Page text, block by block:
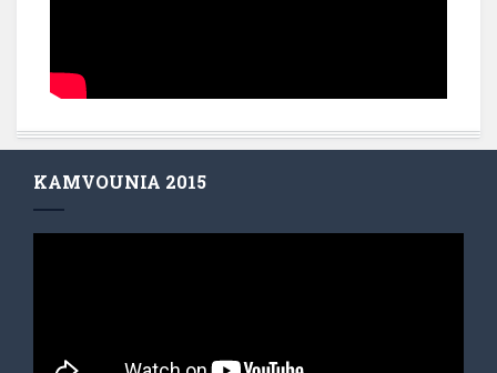
KAMVOUNIA 2015